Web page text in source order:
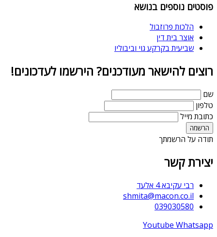
פוסטים נוספים בנושא
הלכות פרוזבול
אוצר בית דין
שביעית בקרקע גוי וביבוליו
רוצים להישאר מעודכנים? הירשמו לעדכונים!
שם
טלפון
כתובת מייל
תודה על הרשמתך
יצירת קשר
רבי עקיבא 4 אלעד
shmita@macon.co.il
039030580
Youtube Whatsapp